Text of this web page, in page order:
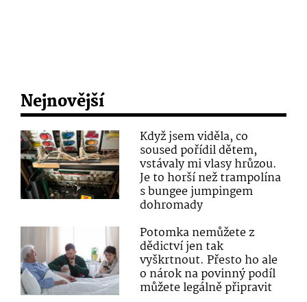
Nejnovější
Když jsem viděla, co
soused pořídil dětem,
vstávaly mi vlasy hrůzou.
Je to horší než trampolína
s bungee jumpingem
dohromady
Potomka nemůžete z
dědictví jen tak
vyškrtnout. Přesto ho ale
o nárok na povinný podíl
můžete legálně připravit